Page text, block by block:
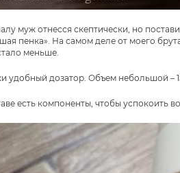
муж отнесся скептически, но
пенка». На самом деле от моего
меньше.
удобный дозатор. Объем небольшой –
есть компоненты, чтобы успокоить